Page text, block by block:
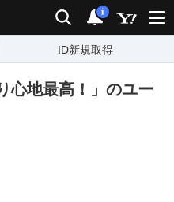
検索 通知
i
ID新規取得
心地最高！」のユー